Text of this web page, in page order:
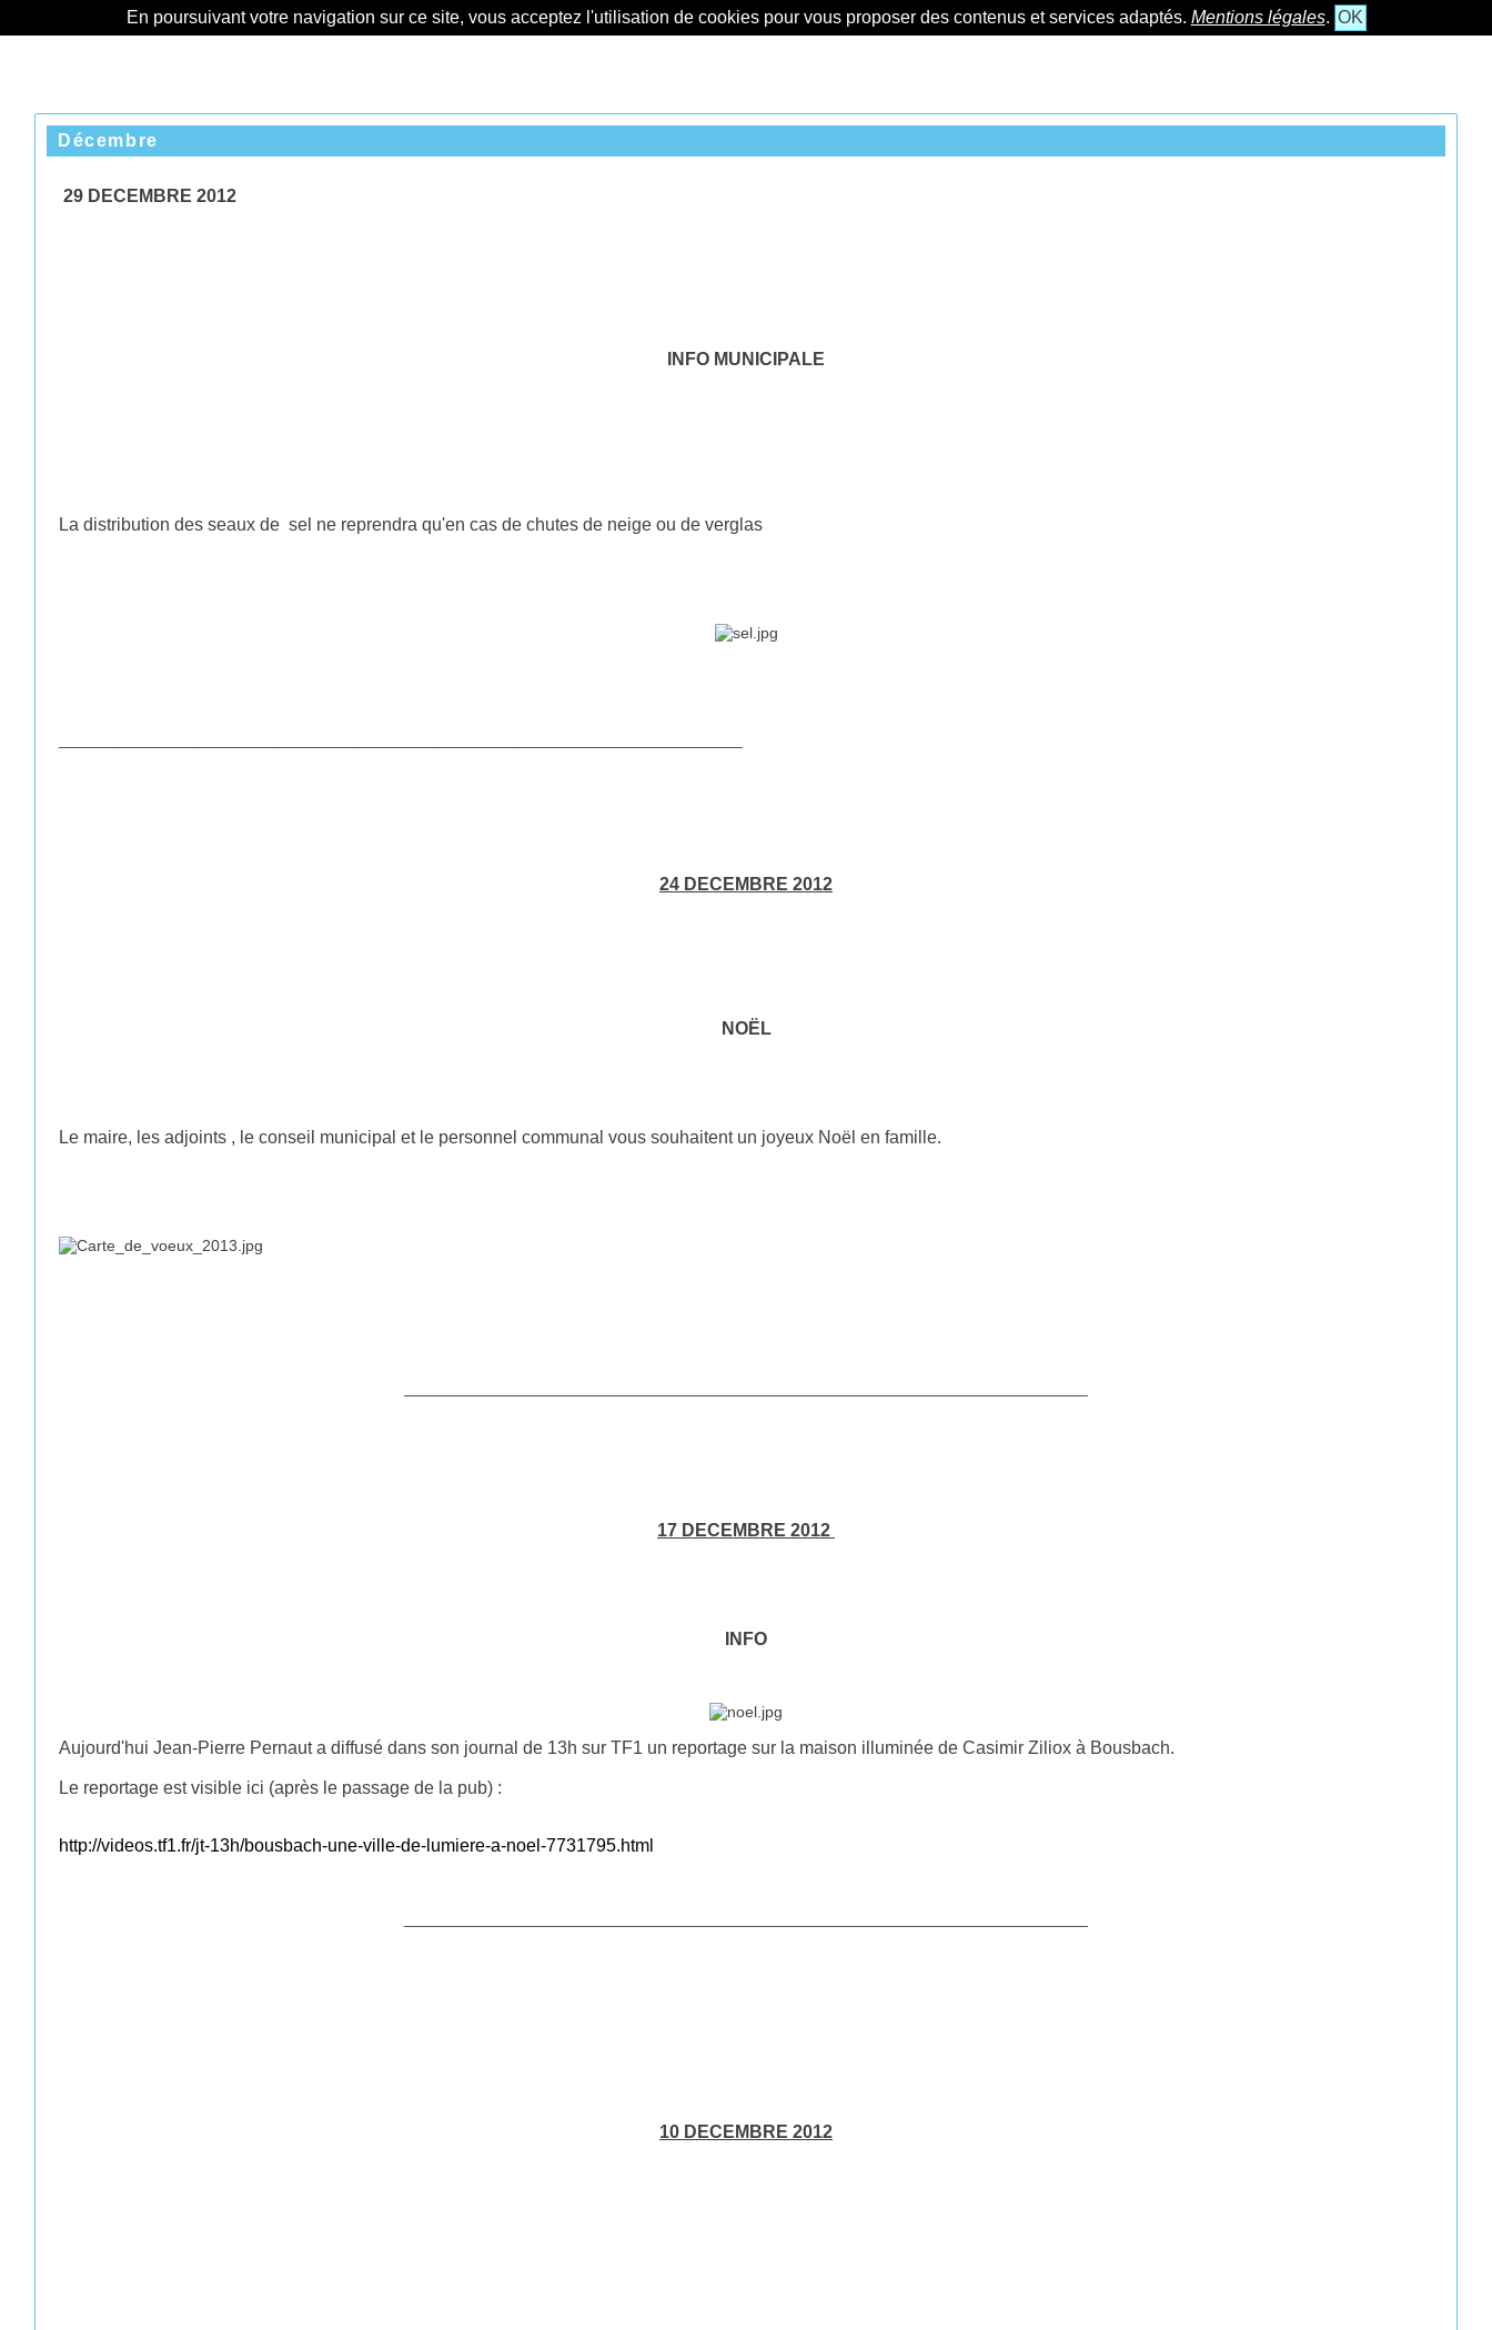
En poursuivant votre navigation sur ce site, vous acceptez l'utilisation de cookies pour vous proposer des contenus et services adaptés. Mentions légales. OK
Décembre
29 DECEMBRE 2012
INFO MUNICIPALE
La distribution des seaux de sel ne reprendra qu'en cas de chutes de neige ou de verglas
24 DECEMBRE 2012
NOËL
Le maire, les adjoints , le conseil municipal et le personnel communal vous souhaitent un joyeux Noël en famille.
17 DECEMBRE 2012
INFO
Aujourd'hui Jean-Pierre Pernaut a diffusé dans son journal de 13h sur TF1 un reportage sur la maison illuminée de Casimir Ziliox à Bousbach.
Le reportage est visible ici (après le passage de la pub) :
http://videos.tf1.fr/jt-13h/bousbach-une-ville-de-lumiere-a-noel-7731795.html
10 DECEMBRE 2012